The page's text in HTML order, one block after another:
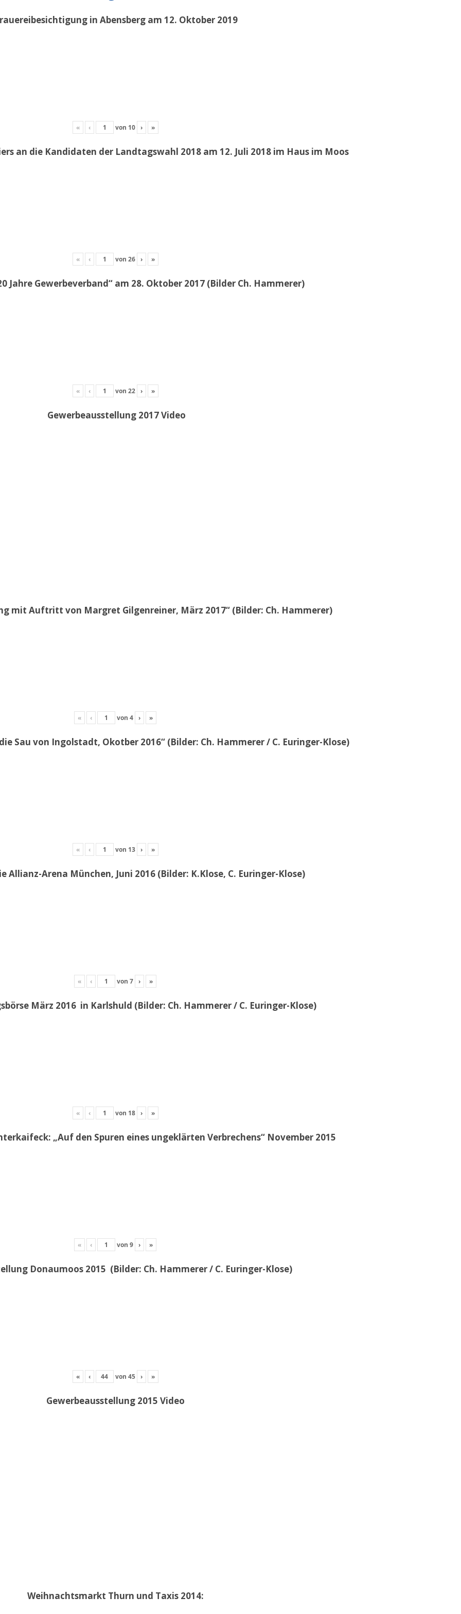
in Abensberg am 12. Oktober 2019
« ‹ von 10 › »
an die Kandidaten der Landtagswahl 2018 am 12. Juli 2018 im Haus im Moos
« ‹ von 26 › »
Jahre Gewerbeverband“ am 28. Oktober 2017 (Bilder Ch. Hammerer)
« ‹ von 22 › »
Gewerbeausstellung 2017 Video
mit Auftritt von Margret Gilgenreiner, März 2017“ (Bilder: Ch. Hammerer)
« ‹ von 4 › »
Sau von Ingolstadt, Okotber 2016“ (Bilder: Ch. Hammerer / C. Euringer-Klose)
« ‹ von 13 › »
Allianz-Arena München, Juni 2016 (Bilder: K.Klose, C. Euringer-Klose)
« ‹ von 7 › »
März 2016 in Karlshuld (Bilder: Ch. Hammerer / C. Euringer-Klose)
« ‹ von 18 › »
„Auf den Spuren eines ungeklärten Verbrechens“ November 2015
« ‹ von 9 › »
Donaumoos 2015 (Bilder: Ch. Hammerer / C. Euringer-Klose)
« ‹ von 45 › »
Gewerbeausstellung 2015 Video
Weihnachtsmarkt Thurn und Taxis 2014: